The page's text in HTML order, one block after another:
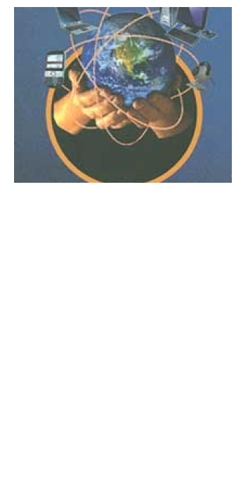
- هل تعلم أن أبقراط كتب في الطب
أربعة مؤلفات هي: الحكم، الأدلة، تنظيم
التغذية، ورسالته في جروح الرأس.
ويعود له الفضل بأنه حرر الطب من
الدين والفلسفة.
- هل تعلم أن المرجان إفراز حيواني
يتكون في البحر ويتركب من مادة
كربونات الكلسيوم، وهو أحمر أو شديد
الحمرة وهو أجود أنواعه، ويمتاز بكبر
الحجم ويسمى الش